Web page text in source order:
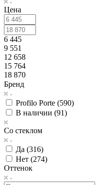
Цена
6 445
9 551
12 658
15 764
18 870
Бренд
Profilo Porte (590)
В наличии (91)
Со стеклом
Да (316)
Нет (274)
Оттенок